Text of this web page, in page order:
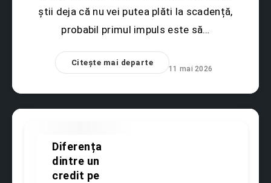
știi deja că nu vei putea plăti la scadență,
probabil primul impuls este să…
Citește mai departe
11 mai 2026
financiară
Diferența
dintre un
credit pe